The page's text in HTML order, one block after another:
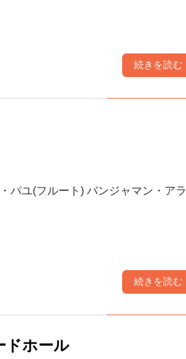
続きを読む
ユ(フルート) バンジャマン・アラ
続きを読む
ドホール